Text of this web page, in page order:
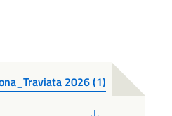
2026 (1)